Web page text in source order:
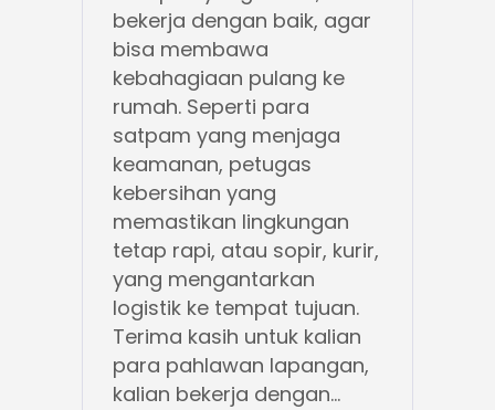
bekerja dengan baik, agar
bisa membawa
kebahagiaan pulang ke
rumah. Seperti para
satpam yang menjaga
keamanan, petugas
kebersihan yang
memastikan lingkungan
tetap rapi, atau sopir, kurir,
yang mengantarkan
logistik ke tempat tujuan.
Terima kasih untuk kalian
para pahlawan lapangan,
kalian bekerja dengan...